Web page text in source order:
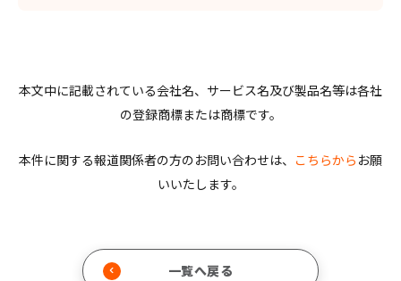
本文中に記載されている会社名、サービス名及び製品名等は各社
の登録商標または商標です。
本件に関する報道関係者の方のお問い合わせは、 こちらから お願
いいたします。
一覧へ戻る